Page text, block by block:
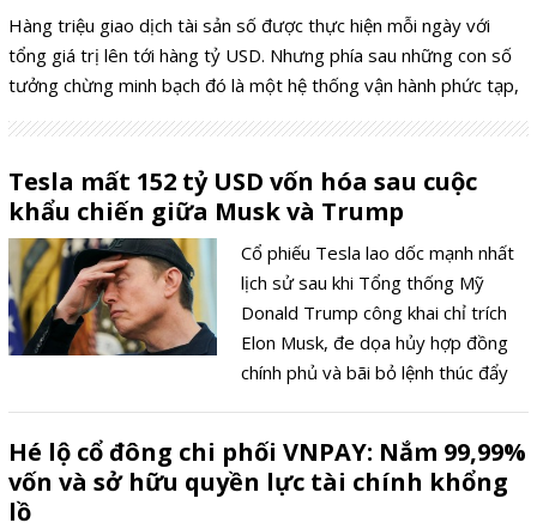
Hàng triệu giao dịch tài sản số được thực hiện mỗi ngày với
tổng giá trị lên tới hàng tỷ USD. Nhưng phía sau những con số
tưởng chừng minh bạch đó là một hệ thống vận hành phức tạp,
có thể xóa sạch tài sản của nhà đầu tư chỉ trong vài giờ.
Tesla mất 152 tỷ USD vốn hóa sau cuộc
khẩu chiến giữa Musk và Trump
Cổ phiếu Tesla lao dốc mạnh nhất
lịch sử sau khi Tổng thống Mỹ
Donald Trump công khai chỉ trích
Elon Musk, đe dọa hủy hợp đồng
chính phủ và bãi bỏ lệnh thúc đẩy
Hé lộ cổ đông chi phối VNPAY: Nắm 99,99%
vốn và sở hữu quyền lực tài chính khổng
lồ